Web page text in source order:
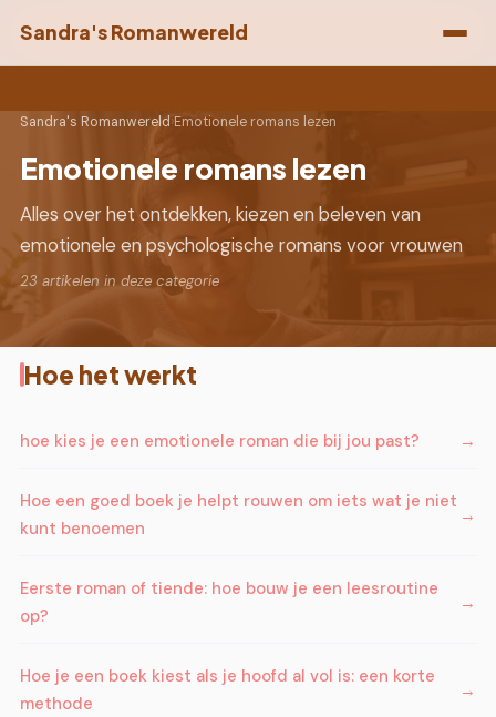
Sandra's Romanwereld
Sandra's Romanwereld›Emotionele romans lezen
Emotionele romans lezen
Alles over het ontdekken, kiezen en beleven van
emotionele en psychologische romans voor vrouwen
23 artikelen in deze categorie
Hoe het werkt
hoe kies je een emotionele roman die bij jou past?
Hoe een goed boek je helpt rouwen om iets wat je niet
kunt benoemen
Eerste roman of tiende: hoe bouw je een leesroutine
op?
Hoe je een boek kiest als je hoofd al vol is: een korte
methode